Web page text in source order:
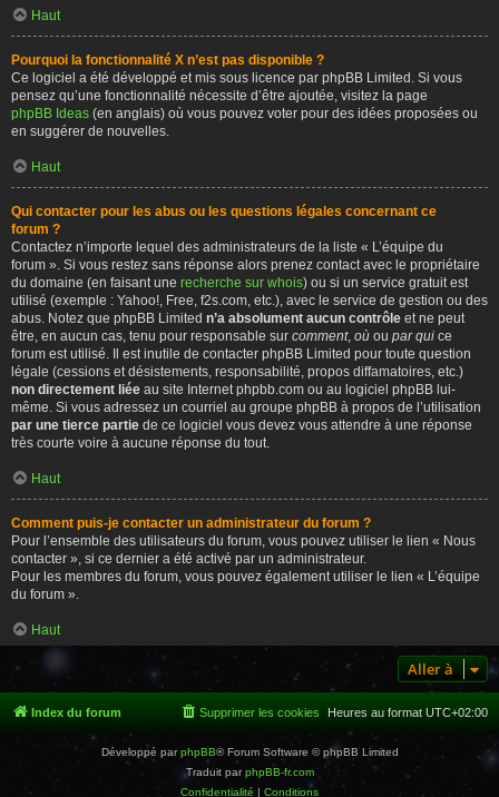
Haut
Pourquoi la fonctionnalité X n’est pas disponible ?
Ce logiciel a été développé et mis sous licence par phpBB Limited. Si vous
pensez qu’une fonctionnalité nécessite d’être ajoutée, visitez la page
phpBB Ideas (en anglais) où vous pouvez voter pour des idées proposées ou
en suggérer de nouvelles.
Haut
Qui contacter pour les abus ou les questions légales concernant ce
forum ?
Contactez n’importe lequel des administrateurs de la liste « L’équipe du
forum ». Si vous restez sans réponse alors prenez contact avec le propriétaire
du domaine (en faisant une recherche sur whois) ou si un service gratuit est
utilisé (exemple : Yahoo!, Free, f2s.com, etc.), avec le service de gestion ou des
abus. Notez que phpBB Limited n’a absolument aucun contrôle et ne peut
être, en aucun cas, tenu pour responsable sur comment, où ou par qui ce
forum est utilisé. Il est inutile de contacter phpBB Limited pour toute question
légale (cessions et désistements, responsabilité, propos diffamatoires, etc.)
non directement liée au site Internet phpbb.com ou au logiciel phpBB lui-
même. Si vous adressez un courriel au groupe phpBB à propos de l’utilisation
par une tierce partie de ce logiciel vous devez vous attendre à une réponse
très courte voire à aucune réponse du tout.
Haut
Comment puis-je contacter un administrateur du forum ?
Pour l’ensemble des utilisateurs du forum, vous pouvez utiliser le lien « Nous
contacter », si ce dernier a été activé par un administrateur.
Pour les membres du forum, vous pouvez également utiliser le lien « L’équipe
du forum ».
Haut
Aller à
Index du forum Heures au format UTC+02:00
Supprimer les cookies
Développé parphpBB® Forum Software © phpBB Limited
Traduit parphpBB-fr.com
Confidentialité | Conditions